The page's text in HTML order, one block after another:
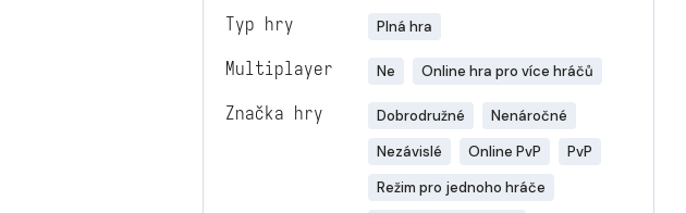
Typ hry Plná hra
Multiplayer Ne Online hra pro více hráčů
Značka hry Dobrodružné
Nenáročné
Nezávislé
Online PvP
PvP
Režim pro jednoho hráče